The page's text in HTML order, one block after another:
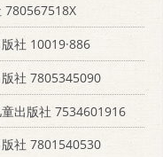
780567518X
社 10019·886
社 7805345090
出版社 7534601916
社 7801540530